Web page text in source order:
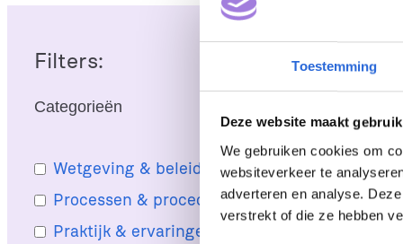
Toestemming
Deze website maakt
We gebruiken cookies om
websiteverkeer te
adverteren en analyse.
verstrekt of die ze hebben
Filters:
Categorieën
Wetgeving & beleid
Processen & procedure 4
Praktijk & ervaringen
Actueel,
NLQF
bij leven
Webinar